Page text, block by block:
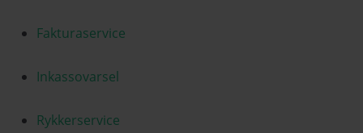
Fakturaservice
Inkassovarsel
Rykkerservice